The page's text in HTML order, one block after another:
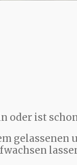
oder ist
gelassenen